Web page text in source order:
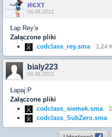
иєxт
04.08.2012
Łap Rey'a
Załączone pliki
codclass_rey.sma
1,24
bialy223
04.08.2012
Łapaj:P
Załączone pliki
codclass_siemek.sma
codclass_SubZero.sma